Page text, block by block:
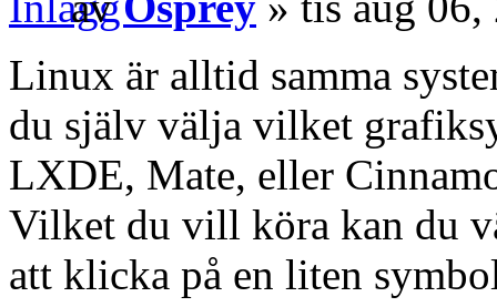
Linux är alltid samma
du själv välja vilket
LXDE, Mate, eller
Vilket du vill köra kan du
att klicka på en liten